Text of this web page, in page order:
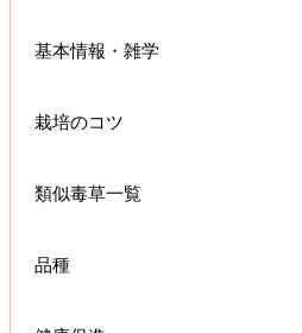
基本情報・雑学
栽培のコツ
類似毒草一覧
品種